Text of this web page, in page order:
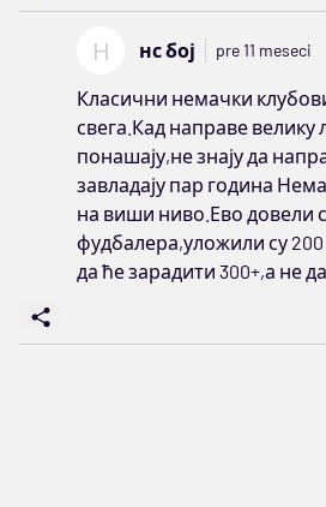
Н нс бој pre 11 meseci
Класични немачки
свега.Кад направе велику
понашају,не знају да
завладају пар година
на виши ниво.Ево довели
фудбалера,уложили су
да ће зарадити 300+,а не